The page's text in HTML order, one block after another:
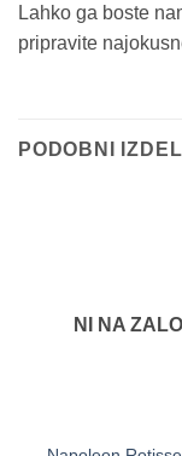
Lahko ga boste
pripravite
PODOBNI
NI NA